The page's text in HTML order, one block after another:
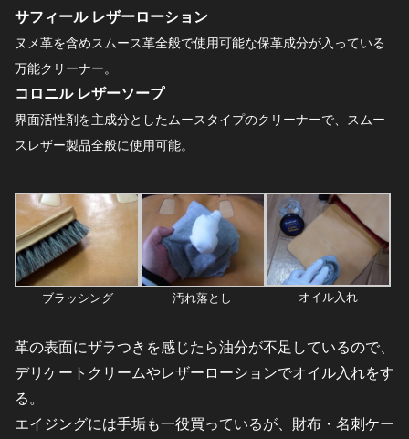
サフィール レザーローション
ヌメ革を含めスムース革全般で使用可能な保革成分が入っている
万能クリーナー。
コロニル レザーソープ
界面活性剤を主成分としたムースタイプのクリーナーで、スムー
スレザー製品全般に使用可能。
ブラッシング 汚れ落とし オイル入れ
革の表面にザラつきを感じたら油分が不足しているので、
デリケートクリームやレザーローションでオイル入れをす
る。
エイジングには手垢も一役買っているが、財布・名刺ケー